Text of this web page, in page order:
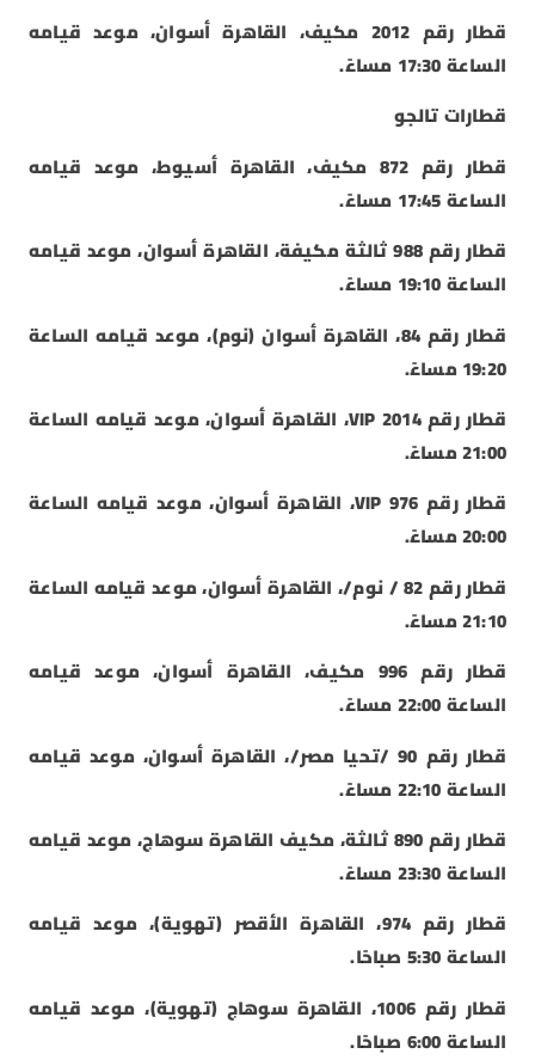
قطار رقم 2012 مكيف، القاهرة أسوان، موعد قيامه
الساعة 17:30 مساءً.
قطارات تالجو
قطار رقم 872 مكيف، القاهرة أسيوط، موعد قيامه
الساعة 17:45 مساءً.
قطار رقم 988 ثالثة مكيفة، القاهرة أسوان، موعد قيامه
الساعة 19:10 مساءً.
قطار رقم 84، القاهرة أسوان (نوم)، موعد قيامه الساعة
19:20 مساءً.
قطار رقم 2014 VIP، القاهرة أسوان، موعد قيامه الساعة
21:00 مساءً.
قطار رقم 976 VIP، القاهرة أسوان، موعد قيامه الساعة
20:00 مساءً.
قطار رقم 82 / نوم/، القاهرة أسوان، موعد قيامه الساعة
21:10 مساءً.
قطار رقم 996 مكيف، القاهرة أسوان، موعد قيامه
الساعة 22:00 مساءً.
قطار رقم 90 /تحيا مصر/، القاهرة أسوان، موعد قيامه
الساعة 22:10 مساءً.
قطار رقم 890 ثالثة، مكيف القاهرة سوهاج، موعد قيامه
الساعة 23:30 مساءً.
قطار رقم 974، القاهرة الأقصر (تهوية)، موعد قيامه
الساعة 5:30 صباحًا.
قطار رقم 1006، القاهرة سوهاج (تهوية)، موعد قيامه
الساعة 6:00 صباحًا.